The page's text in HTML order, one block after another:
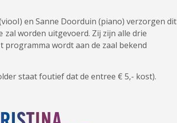
en Sanne Doorduin (piano) verzorgen dit
worden uitgevoerd. Zij zijn alle drie
programma wordt aan de zaal bekend
staat foutief dat de entree € 5,- kost).